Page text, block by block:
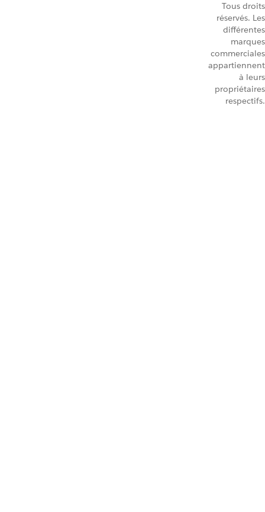
Tous droits
réservés. Les
différentes
marques
commerciales
appartiennent
à leurs
propriétaires
respectifs.